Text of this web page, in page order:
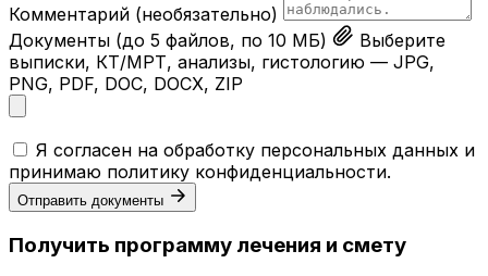
Комментарий (необязательно)
Документы (до 5 файлов, по 10 МБ)
Выберите
выписки, КТ/МРТ, анализы, гистологию — JPG,
PNG, PDF, DOC, DOCX, ZIP
Я согласен на обработку персональных данных и
принимаю политику конфиденциальности.
Отправить документы
Получить программу лечения и смету